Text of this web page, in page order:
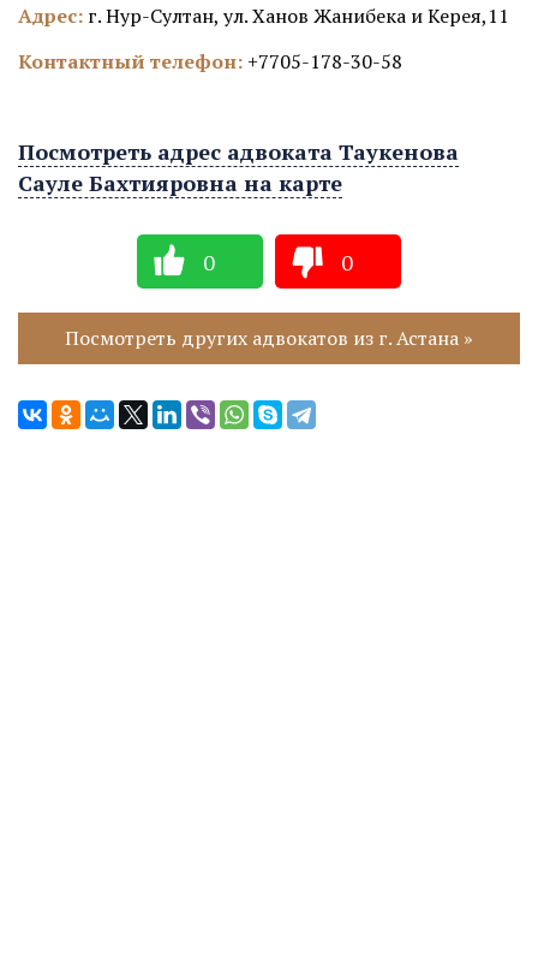
Адрес: г. Нур-Султан, ул. Ханов Жанибека и Керея,11
Контактный телефон: +7705-178-30-58
Посмотреть адрес адвоката Таукенова
Сауле Бахтияровна на карте
0 0
Посмотреть других адвокатов из г. Астана »